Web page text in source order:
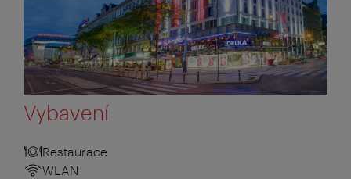
Vybavení
Restaurace
WLAN